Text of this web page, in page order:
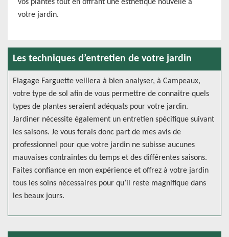
vos plantes tout en offrant une esthétique nouvelle a
votre jardin.
Les techniques d’entretien de votre jardin
Elagage Farguette veillera à bien analyser, à Campeaux,
votre type de sol afin de vous permettre de connaitre quels
types de plantes seraient adéquats pour votre jardin.
Jardiner nécessite également un entretien spécifique suivant
les saisons. Je vous ferais donc part de mes avis de
professionnel pour que votre jardin ne subisse aucunes
mauvaises contraintes du temps et des différentes saisons.
Faites confiance en mon expérience et offrez à votre jardin
tous les soins nécessaires pour qu’il reste magnifique dans
les beaux jours.